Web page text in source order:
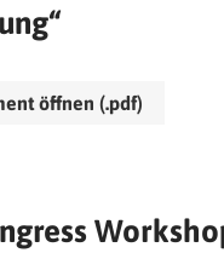
öffnen (.pdf)